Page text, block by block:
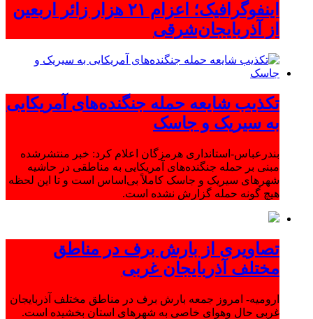
اینفوگرافیک؛ اعزام ۲۱ هزار زائر اربعین
از آذربایجان‌شرقی
تکذیب شایعه حمله جنگنده‌های آمریکایی
به سیریک و جاسک
بندرعباس-استانداری هرمزگان اعلام کرد: خبر منتشرشده
مبنی بر حمله جنگنده‌های آمریکایی به مناطقی در حاشیه
شهرهای سیریک و جاسک کاملاً بی‌اساس است و تا این لحظه
هیچ گونه حمله گزارش نشده است.
تصاویری از بارش برف در مناطق
مختلف آذربایجان غربی
ارومیه- امروز جمعه بارش برف در مناطق مختلف آذربایجان
غربی حال وهوای خاصی به شهرهای استان بخشیده است.